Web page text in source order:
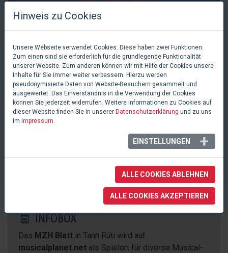
INFOBOX
Das MZH Blatt in Tann Rüti wird auf
musicalplanet.net als Spielort für diverse Musical-
Hinweis zu Cookies
Unsere Webseite verwendet Cookies. Diese haben zwei Funktionen:
Zum einen sind sie erforderlich für die grundlegende Funktionalität
unserer Website. Zum anderen können wir mit Hilfe der Cookies unsere
Inhalte für Sie immer weiter verbessern. Hierzu werden
pseudonymisierte Daten von Website-Besuchern gesammelt und
ausgewertet. Das Einverständnis in die Verwendung der Cookies
können Sie jederzeit widerrufen. Weitere Informationen zu Cookies auf
dieser Website finden Sie in unserer Datenschutzerklärung und zu uns
im Impressum
EINSTELLUNGEN
ALLE COOKIES ABLEHNEN
ALLE COOKIES AKZEPTIEREN